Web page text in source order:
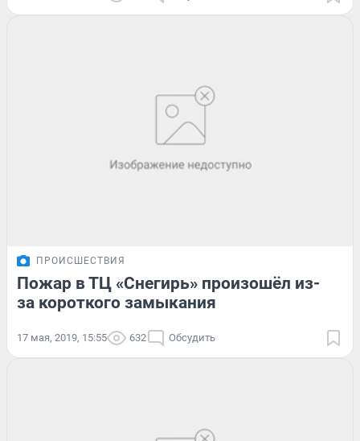
ПРОИСШЕСТВИЯ
Пожар в ТЦ «Снегирь» произошёл из-
за короткого замыкания
17 мая, 2019, 15:55 632 Обсудить